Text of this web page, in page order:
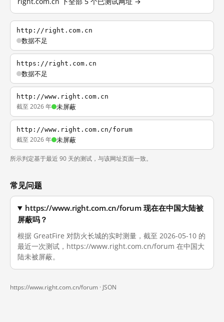
http://right.com.cn
数据不足
https://right.com.cn
数据不足
http://www.right.com.cn
截至 2026 年 未屏蔽
http://www.right.com.cn/forum
截至 2026 年 未屏蔽
所示判定基于最近 90 天的测试，与该网址页面一致。
常见问题
https://www.right.com.cn/forum 现在在中国大陆被
屏蔽吗？
根据 GreatFire 对防火长城的实时测量，截至 2026-05-10 的
最近一次测试，https://www.right.com.cn/forum 在中国大
陆未被屏蔽。
https://www.right.com.cn/forum · JSON